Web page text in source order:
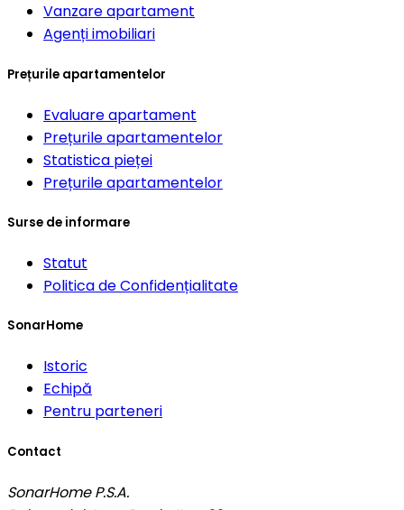
Vanzare apartament
Agenți imobiliari
Prețurile apartamentelor
Evaluare apartament
Prețurile apartamentelor
Statistica pieței
Prețurile apartamentelor
Surse de informare
Statut
Politica de Confidențialitate
SonarHome
Istoric
Echipă
Pentru parteneri
Contact
SonarHome P.S.A.